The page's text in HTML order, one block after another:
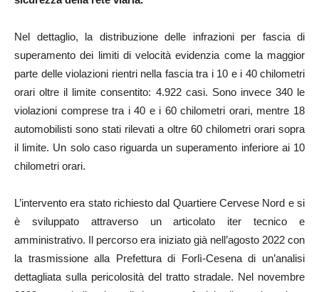
Nel dettaglio, la distribuzione delle infrazioni per fascia di
superamento dei limiti di velocità evidenzia come la maggior
parte delle violazioni rientri nella fascia tra i 10 e i 40 chilometri
orari oltre il limite consentito: 4.922 casi. Sono invece 340 le
violazioni comprese tra i 40 e i 60 chilometri orari, mentre 18
automobilisti sono stati rilevati a oltre 60 chilometri orari sopra
il limite. Un solo caso riguarda un superamento inferiore ai 10
chilometri orari.
L’intervento era stato richiesto dal Quartiere Cervese Nord e si
è sviluppato attraverso un articolato iter tecnico e
amministrativo. Il percorso era iniziato già nell’agosto 2022 con
la trasmissione alla Prefettura di Forlì-Cesena di un’analisi
dettagliata sulla pericolosità del tratto stradale. Nel novembre